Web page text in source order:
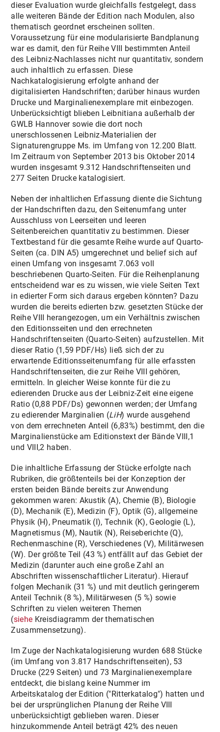
dieser Evaluation wurde gleichfalls festgelegt, dass
alle weiteren Bände der Edition nach Modulen, also
thematisch geordnet erscheinen sollten.
Voraussetzung für eine modularisierte Bandplanung
war es damit, den für Reihe VIII bestimmten Anteil
des Leibniz-Nachlasses nicht nur quantitativ, sondern
auch inhaltlich zu erfassen. Diese
Nachkatalogisierung erfolgte anhand der
digitalisierten Handschriften; darüber hinaus wurden
Drucke und Marginalienexemplare mit einbezogen.
Unberücksichtigt blieben Leibnitiana außerhalb der
GWLB Hannover sowie die dort noch
unerschlossenen Leibniz-Materialien der
Signaturengruppe Ms. im Umfang von 12.200 Blatt.
Im Zeitraum von September 2013 bis Oktober 2014
wurden insgesamt 9.312 Handschriftenseiten und
277 Seiten Drucke katalogisiert.
Neben der inhaltlichen Erfassung diente die Sichtung
der Handschriften dazu, den Seitenumfang unter
Ausschluss von Leerseiten und leeren
Seitenbereichen quantitativ zu bestimmen. Dieser
Textbestand für die gesamte Reihe wurde auf Quarto-
Seiten (ca. DIN A5) umgerechnet und belief sich auf
einen Umfang von insgesamt 7.063 voll
beschriebenen Quarto-Seiten. Für die Reihenplanung
entscheidend war es zu wissen, wie viele Seiten Text
in edierter Form sich daraus ergeben könnten? Dazu
wurden die bereits edierten bzw. gesetzten Stücke der
Reihe VIII herangezogen, um ein Verhältnis zwischen
den Editionsseiten und den errechneten
Handschriftenseiten (Quarto‐Seiten) aufzustellen. Mit
dieser Ratio (1,59 PDF/Hs) ließ sich der zu
erwartende Editionsseitenumfang für alle erfassten
Handschriftenseiten, die zur Reihe VIII gehören,
ermitteln. In gleicher Weise konnte für die zu
edierenden Drucke aus der Leibniz-Zeit eine eigene
Ratio (0,88 PDF/Ds) gewonnen werden; der Umfang
zu edierender Marginalien (LiH) wurde ausgehend
von dem errechneten Anteil (6,83%) bestimmt, den die
Marginalienstücke am Editionstext der Bände VIII,1
und VIII,2 haben.
Die inhaltliche Erfassung der Stücke erfolgte nach
Rubriken, die größtenteils bei der Konzeption der
ersten beiden Bände bereits zur Anwendung
gekommen waren: Akustik (A), Chemie (B), Biologie
(D), Mechanik (E), Medizin (F), Optik (G), allgemeine
Physik (H), Pneumatik (I), Technik (K), Geologie (L),
Magnetismus (M), Nautik (N), Reiseberichte (Q),
Rechenmaschine (R), Verschiedenes (V), Militärwesen
(W). Der größte Teil (43 %) entfällt auf das Gebiet der
Medizin (darunter auch eine große Zahl an
Abschriften wissenschaftlicher Literatur). Hierauf
folgen Mechanik (31 %) und mit deutlich geringerem
Anteil Technik (8 %), Militärwesen (5 %) sowie
Schriften zu vielen weiteren Themen
(siehe Kreisdiagramm der thematischen
Zusammensetzung).
Im Zuge der Nachkatalogisierung wurden 688 Stücke
(im Umfang von 3.817 Handschriftenseiten), 53
Drucke (229 Seiten) und 73 Marginalienexemplare
entdeckt, die bislang keine Nummer im
Arbeitskatalog der Edition ("Ritterkatalog") hatten und
bei der ursprünglichen Planung der Reihe VIII
unberücksichtigt geblieben waren. Dieser
hinzukommende Anteil beträgt 42% des neuen